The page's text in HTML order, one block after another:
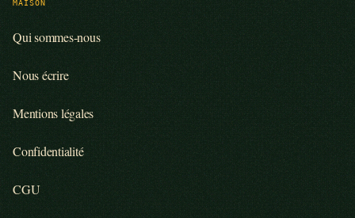
MAISON
Qui sommes-nous
Nous écrire
Mentions légales
Confidentialité
CGU